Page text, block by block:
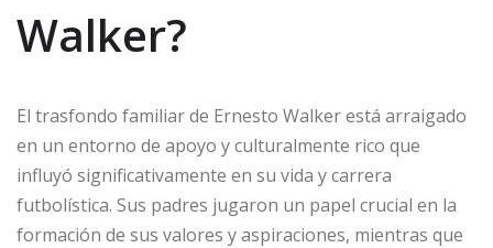
Walker?
El trasfondo familiar de Ernesto Walker está arraigado
en un entorno de apoyo y culturalmente rico que
influyó significativamente en su vida y carrera
futbolística. Sus padres jugaron un papel crucial en la
formación de sus valores y aspiraciones, mientras que